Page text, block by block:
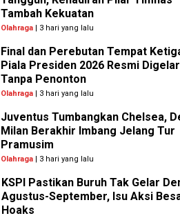
Tambah Kekuatan
Olahraga | 3 hari yang lalu
Final dan Perebutan Tempat
Piala Presiden 2026 Resmi Digelar
Tanpa Penonton
Olahraga | 3 hari yang lalu
Juventus Tumbangkan Chelsea,
Milan Berakhir Imbang Jelang Tur
Pramusim
Olahraga | 3 hari yang lalu
KSPI Pastikan Buruh Tak Gelar
Agustus-September, Isu Aksi
Hoaks